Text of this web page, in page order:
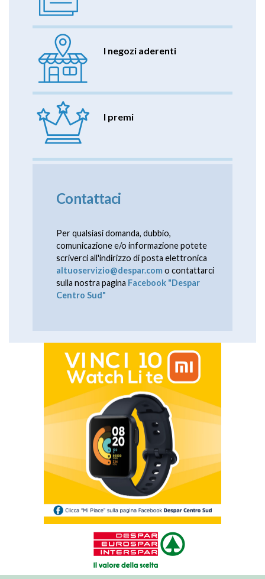
I negozi aderenti
I premi
Contattaci
Per qualsiasi domanda, dubbio,
comunicazione e/o informazione potete
scriverci all'indirizzo di posta elettronica
altuoservizio@despar.como contattarci
sulla nostra pagina Facebook "Despar
Centro Sud"